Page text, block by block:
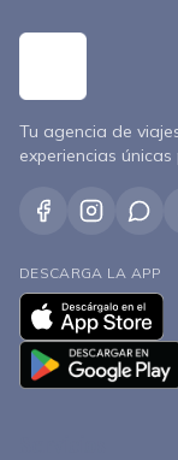
Tu agencia de
experiencias
DESCARGA LA APP